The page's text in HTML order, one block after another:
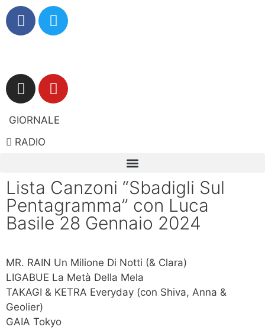
GIORNALE
RADIO
Lista Canzoni “Sbadigli Sul
Pentagramma” con Luca
Basile 28 Gennaio 2024
MR. RAIN Un Milione Di Notti (& Clara)
LIGABUE La Metà Della Mela
TAKAGI & KETRA Everyday (con Shiva, Anna &
Geolier)
GAIA Tokyo